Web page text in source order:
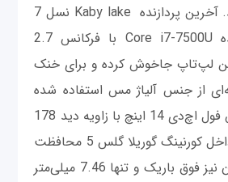
از یک کیلوگرم باشد. آخرین پردازنده Kaby lake نسل 7
اینتل یعنی پردازنده Core i7-7500U با فرکانس 2.7
لپ‌تاپ جاخوش کرده و برای خنک
از جنس آلیاژ مس استفاده شده
است. صفحه‌نمایش فول اچ‌دی 14 اینچ با زاویه دید 178
درجه این دستگاه داخل کورنینگ گوریلا گلس 5 محافظت
می‌شود. قاب دور آن نیز فوق باریک و تنها 7.46 میلی‌متر